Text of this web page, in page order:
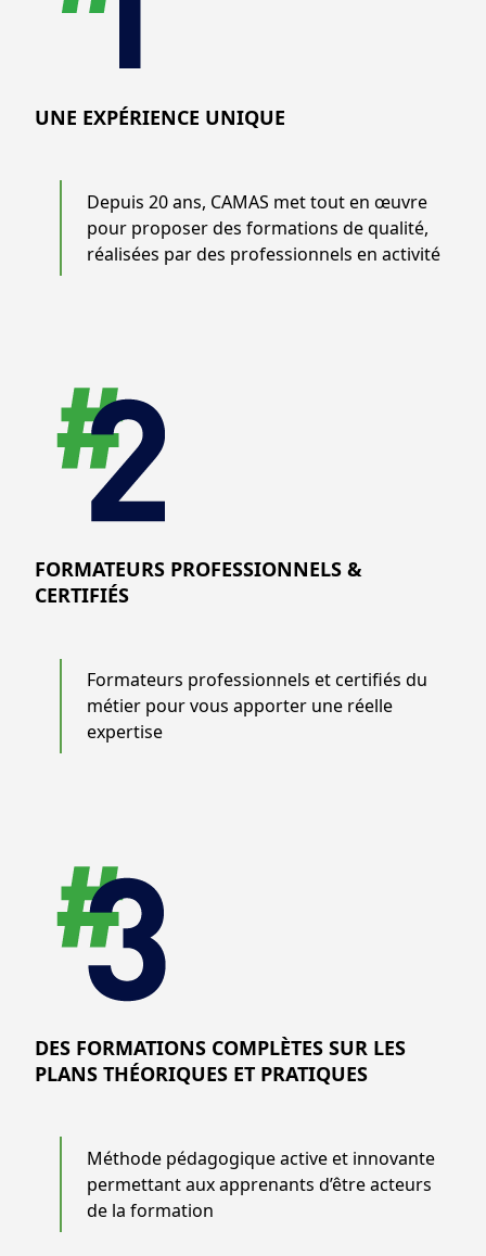
UNE EXPÉRIENCE UNIQUE
Depuis 20 ans, CAMAS met tout en œuvre
pour proposer des formations de qualité,
réalisées par des professionnels en activité
FORMATEURS PROFESSIONNELS &
CERTIFIÉS
Formateurs professionnels et certifiés du
métier pour vous apporter une réelle
expertise
DES FORMATIONS COMPLÈTES SUR LES
PLANS THÉORIQUES ET PRATIQUES
Méthode pédagogique active et innovante
permettant aux apprenants d’être acteurs
de la formation